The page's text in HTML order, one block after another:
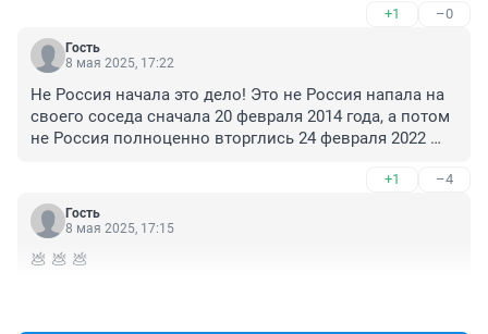
+1 –0
Гость
8 мая 2025, 17:22
Не Россия начала это дело! Это не Россия напала на
своего соседа сначала 20 февраля 2014 года, а потом
не Россия полноценно вторглись 24 февраля 2022
И Гиркин не наш! И "Боинг" не мы сбили! И вообще
нас там нет!
+1 –4
Гость
8 мая 2025, 17:15
💩 💩 💩